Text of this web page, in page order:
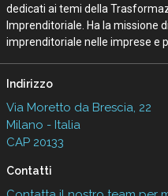
dedicati ai temi della
Imprenditoriale. Ha la missione
imprenditoriale nelle imprese e
Indirizzo
Via Moretto da Brescia, 22
Milano - Italia
CAP 20133
Contatti